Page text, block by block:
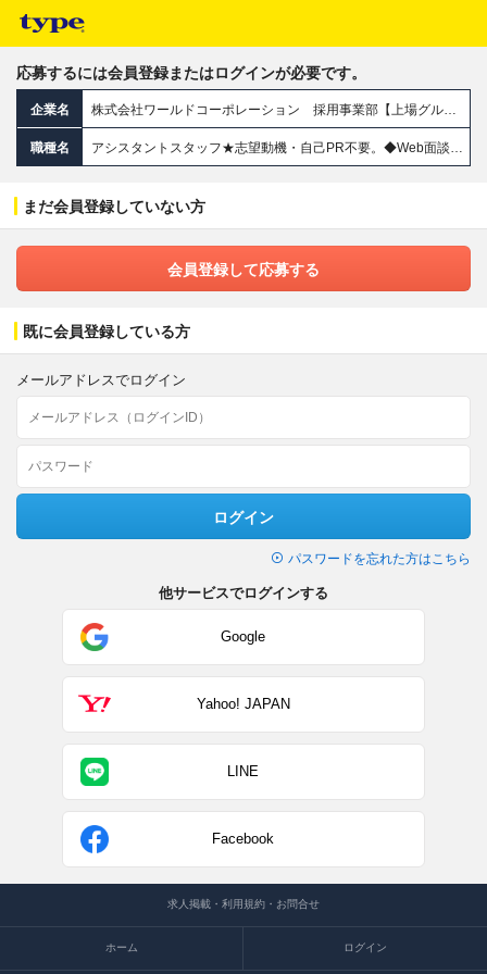
応募するには会員登録またはログインが必要です。
企業名 株式会社ワールドコーポレーション 採用事業部【上場グループ】
職種名 アシスタントスタッフ★志望動機・自己PR不要。◆Web面談OK◆完全週休2日◆年収700万円可/p13
まだ会員登録していない方
会員登録して応募する
既に会員登録している方
メールアドレスでログイン
ログイン
パスワードを忘れた方はこちら
他サービスでログインする
Google
Yahoo! JAPAN
LINE
Facebook
求人掲載・利用規約・お問合せ
ホーム ログイン